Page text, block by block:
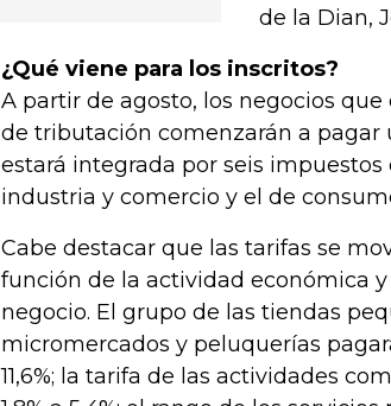
de la Dian,
¿Qué viene para los inscritos?
A partir de agosto, los negocios
de tributación comenzarán a pagar
estará integrada por seis
industria y comercio y el de
Cabe destacar que las tarifas se
función de la actividad económica
negocio. El grupo de las tiendas
micromercados y peluquerías
11,6%; la tarifa de las actividades